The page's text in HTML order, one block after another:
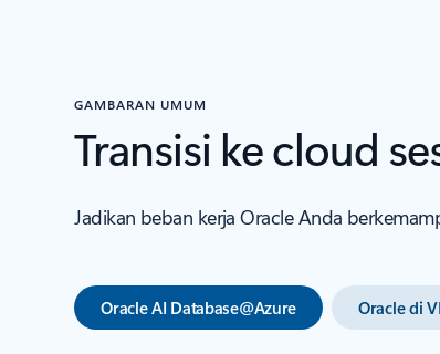
GAMBARAN UMUM
Transisi ke cloud
Jadikan beban kerja Oracle Anda
Oracle AI Database@Azure Oracle di